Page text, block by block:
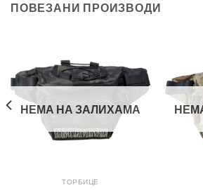
ПОВЕЗАНИ ПРОИЗВОДИ
НЕМА НА ЗАЛИХАМА
ТОРБИЦЕ